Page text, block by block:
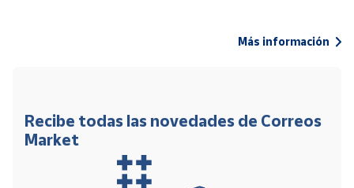
Más información
Recibe todas las novedades de Correos
Market